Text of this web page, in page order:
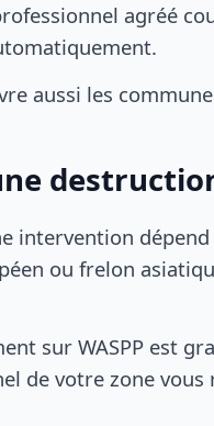
agréé
aussi les
intervention
ou frelon
sur WASPP est
de votre zone